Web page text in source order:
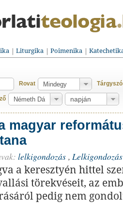
Liturgika Poimenika
Rovat Tárgyszó
magyar
lelkigondozás , Lelkigondozás
a keresztyén hittel
törekvéseit, az
pedig nem